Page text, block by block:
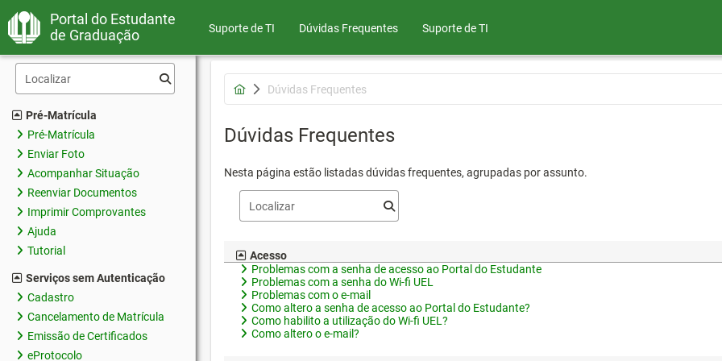
Portal do Estudante
de Graduação
Suporte de TI Dúvidas Frequentes Suporte de TI
Pré-Matrícula
Pré-Matrícula
Enviar Foto
Acompanhar Situação
Reenviar Documentos
Imprimir Comprovantes
Ajuda
Tutorial
Serviços sem Autenticação
Cadastro
Cancelamento de Matrícula
Emissão de Certificados
eProtocolo
Dúvidas Frequentes
Dúvidas Frequentes
Nesta página estão listadas dúvidas frequentes, agrupadas por assunto.
Acesso
Problemas com a senha de acesso ao Portal do Estudante
Problemas com a senha do Wi-fi UEL
Problemas com o e-mail
Como altero a senha de acesso ao Portal do Estudante?
Como habilito a utilização do Wi-fi UEL?
Como altero o e-mail?